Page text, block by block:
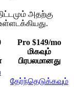
அதற்கு
Pro $149/mo
மிகவும்
பிரபலமானது
தேர்ந்தெடுக்கவும்